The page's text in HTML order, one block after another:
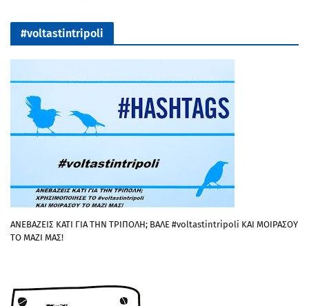
#voltastintripoli
ΑΝΕΒΑΖΕΙΣ ΚΑΤΙ ΓΙΑ ΤΗΝ ΤΡΙΠΟΛΗ; ΒΑΛΕ #voltastintripoli ΚΑΙ ΜΟΙΡΑΣΟΥ
ΤΟ ΜΑΖΙ ΜΑΣ!